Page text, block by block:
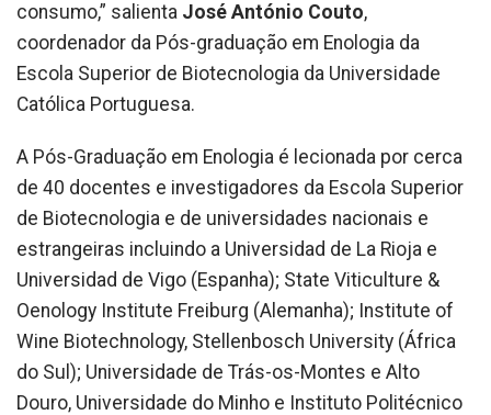
consumo,” salienta José António Couto,
coordenador da Pós-graduação em Enologia da
Escola Superior de Biotecnologia da Universidade
Católica Portuguesa.
A Pós-Graduação em Enologia é lecionada por cerca
de 40 docentes e investigadores da Escola Superior
de Biotecnologia e de universidades nacionais e
estrangeiras incluindo a Universidad de La Rioja e
Universidad de Vigo (Espanha); State Viticulture &
Oenology Institute Freiburg (Alemanha); Institute of
Wine Biotechnology, Stellenbosch University (África
do Sul); Universidade de Trás-os-Montes e Alto
Douro, Universidade do Minho e Instituto Politécnico